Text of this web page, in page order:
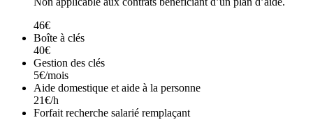
46€
Boîte à clés
40€
Gestion des clés
5€/mois
Aide domestique et aide à la personne
21€/h
Forfait recherche salarié remplaçant